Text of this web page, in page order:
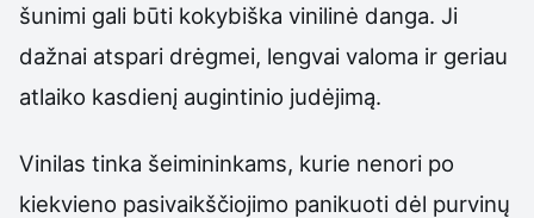
šunimi gali būti kokybiška vinilinė danga. Ji
dažnai atspari drėgmei, lengvai valoma ir geriau
atlaiko kasdienį augintinio judėjimą.
Vinilas tinka šeimininkams, kurie nenori po
kiekvieno pasivaikščiojimo panikuoti dėl purvinų